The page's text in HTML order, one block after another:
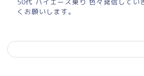
くお願いします。